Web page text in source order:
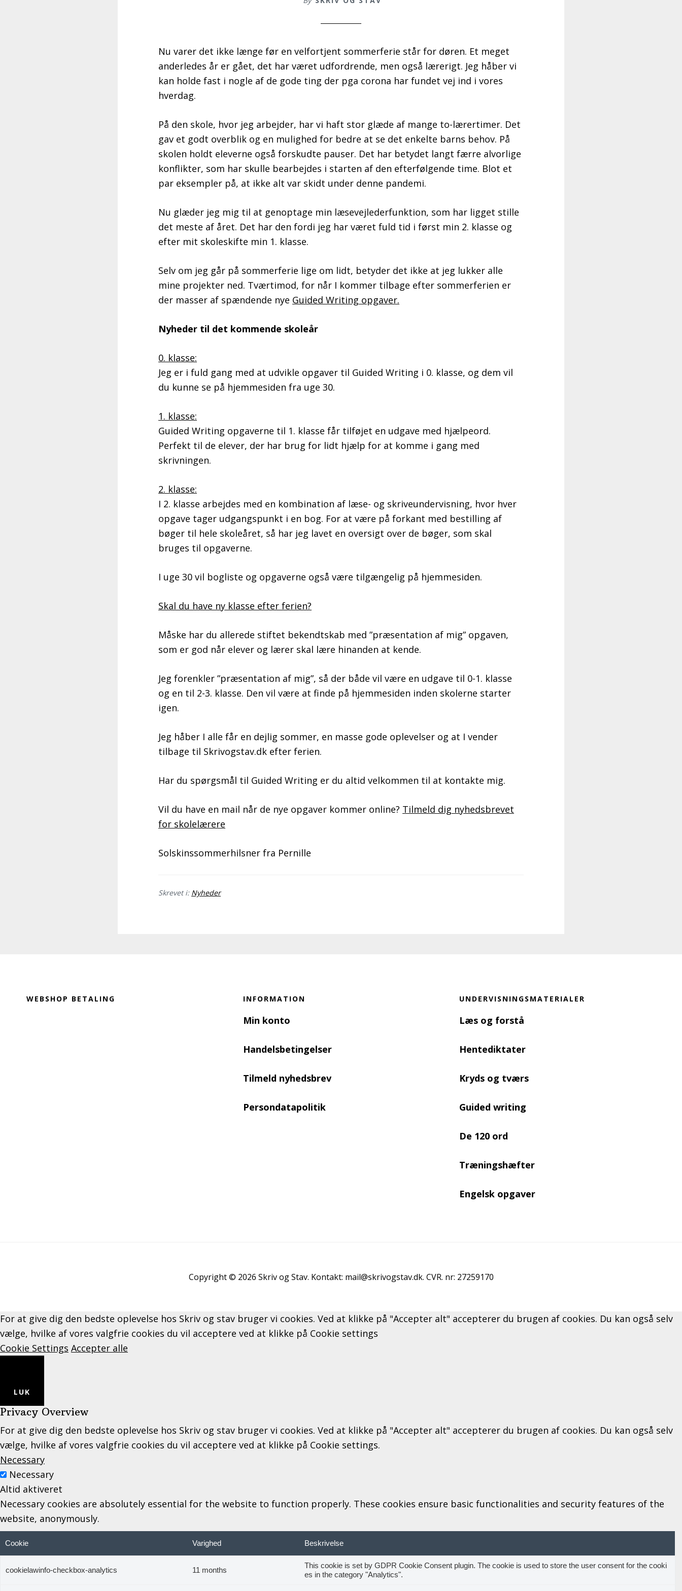
Nu varer det ikke længe før en velfortjent sommerferie står for døren. Et meget
anderledes år er gået, det har været udfordrende, men også lærerigt. Jeg håber vi
kan holde fast i nogle af de gode ting der pga corona har fundet vej ind i vores
hverdag.
På den skole, hvor jeg arbejder, har vi haft stor glæde af mange to-lærertimer. Det
gav et godt overblik og en mulighed for bedre at se det enkelte barns behov. På
skolen holdt eleverne også forskudte pauser. Det har betydet langt færre alvorlige
konflikter, som har skulle bearbejdes i starten af den efterfølgende time. Blot et
par eksempler på, at ikke alt var skidt under denne pandemi.
Nu glæder jeg mig til at genoptage min læsevejlederfunktion, som har ligget stille
det meste af året. Det har den fordi jeg har været fuld tid i først min 2. klasse og
efter mit skoleskifte min 1. klasse.
Selv om jeg går på sommerferie lige om lidt, betyder det ikke at jeg lukker alle
mine projekter ned. Tværtimod, for når I kommer tilbage efter sommerferien er
der masser af spændende nye Guided Writing opgaver.
Nyheder til det kommende skoleår
0. klasse:
Jeg er i fuld gang med at udvikle opgaver til Guided Writing i 0. klasse, og dem vil
du kunne se på hjemmesiden fra uge 30.
1. klasse:
Guided Writing opgaverne til 1. klasse får tilføjet en udgave med hjælpeord.
Perfekt til de elever, der har brug for lidt hjælp for at komme i gang med
skrivningen.
2. klasse:
I 2. klasse arbejdes med en kombination af læse- og skriveundervisning, hvor hver
opgave tager udgangspunkt i en bog. For at være på forkant med bestilling af
bøger til hele skoleåret, så har jeg lavet en oversigt over de bøger, som skal
bruges til opgaverne.
I uge 30 vil bogliste og opgaverne også være tilgængelig på hjemmesiden.
Skal du have ny klasse efter ferien?
Måske har du allerede stiftet bekendtskab med ”præsentation af mig” opgaven,
som er god når elever og lærer skal lære hinanden at kende.
Jeg forenkler ”præsentation af mig”, så der både vil være en udgave til 0-1. klasse
og en til 2-3. klasse. Den vil være at finde på hjemmesiden inden skolerne starter
igen.
Jeg håber I alle får en dejlig sommer, en masse gode oplevelser og at I vender
tilbage til Skrivogstav.dk efter ferien.
Har du spørgsmål til Guided Writing er du altid velkommen til at kontakte mig.
Vil du have en mail når de nye opgaver kommer online? Tilmeld dig nyhedsbrevet
for skolelærere
Solskinssommerhilsner fra Pernille
Skrevet i: Nyheder
WEBSHOP BETALING INFORMATION
Min konto
Handelsbetingelser
Tilmeld nyhedsbrev
Persondatapolitik
UNDERVISNINGSMATERIALER
Læs og forstå
Hentediktater
Kryds og tværs
Guided writing
De 120 ord
Træningshæfter
Engelsk opgaver
Copyright © 2026 Skriv og Stav. Kontakt: mail@skrivogstav.dk. CVR. nr: 27259170
For at give dig den bedste oplevelse hos Skriv og stav bruger vi cookies. Ved at klikke på "Accepter alt" accepterer du brugen af cookies. Du kan også selv
vælge, hvilke af vores valgfrie cookies du vil acceptere ved at klikke på Cookie settings
Cookie Settings Accepter alle
LUK
Privacy Overview
For at give dig den bedste oplevelse hos Skriv og stav bruger vi cookies. Ved at klikke på "Accepter alt" accepterer du brugen af cookies. Du kan også selv
vælge, hvilke af vores valgfrie cookies du vil acceptere ved at klikke på Cookie settings.
Necessary
Necessary
Altid aktiveret
Necessary cookies are absolutely essential for the website to function properly. These cookies ensure basic functionalities and security features of the
website, anonymously.
Cookie Varighed Beskrivelse
cookielawinfo-checkbox-analytics 11 months
This cookie is set by GDPR Cookie Consent plugin. The cookie is used to store the user consent for the cooki
es in the category "Analytics".